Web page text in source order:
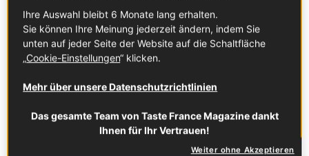
Beste daran? Die Entwicklung ist längst nicht
abgeschlossen – sie wird sogar noch vielfältiger und
aktiver. Oder um es anders zu sagen: Hier kann man sehr
Les Amis du Vin
Mitten im Glockenbachviertel, wo München seine
kreativste, lebendigste und genussfreudigste Seite zeigt,
Ihre Auswahl bleibt 6 Monate lang erhalten.
Sie können Ihre Meinung jederzeit ändern, indem Sie
unten auf jeder Seite der Website auf die Schaltfläche
„Cookie-Einstellungen“ klicken.
Mehr über unsere Datenschutzrichtlinien
Das gesamte Team von Taste France Magazine dankt
Ihnen für Ihr Vertrauen!
Weiter ohne Akzeptieren